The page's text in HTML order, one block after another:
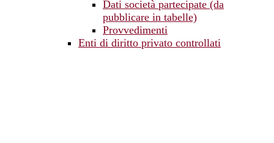
Dati società partecipate (da
pubblicare in tabelle)
Provvedimenti
Enti di diritto privato controllati